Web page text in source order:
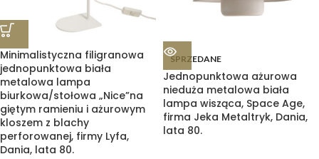
Minimalistyczna filigranowa
jednopunktowa biała
metalowa lampa
biurkowa/stołowa „Nice”na
giętym ramieniu i ażurowym
kloszem z blachy
perforowanej, firmy Lyfa,
Dania, lata 80.
SPRZEDANE
Jednopunktowa ażurowa
nieduża metalowa biała
lampa wisząca, Space Age,
firma Jeka Metaltryk, Dania,
lata 80.